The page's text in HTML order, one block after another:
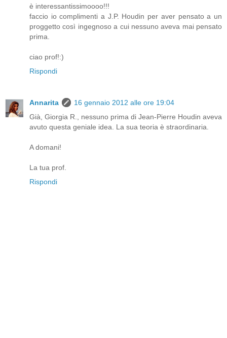
è interessantissimoooo!!!
faccio io complimenti a J.P. Houdin per aver pensato a un
proggetto così ingegnoso a cui nessuno aveva mai pensato
prima.
ciao prof!:)
Rispondi
Annarita
16 gennaio 2012 alle ore 19:04
Già, Giorgia R., nessuno prima di Jean-Pierre Houdin aveva
avuto questa geniale idea. La sua teoria è straordinaria.
A domani!
La tua prof.
Rispondi